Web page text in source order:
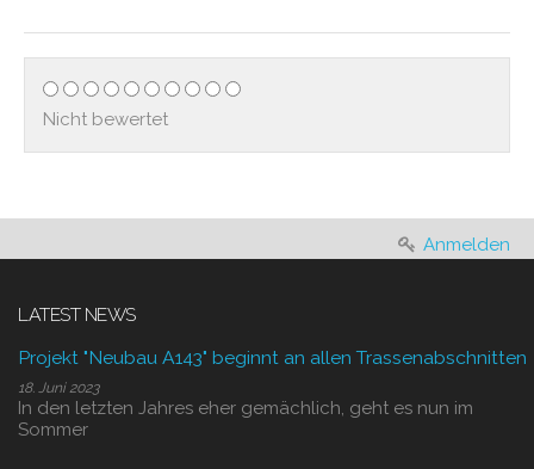
Nicht bewertet
Anmelden
LATEST NEWS
Projekt "Neubau A143" beginnt an allen Trassenabschnitten
18. Juni 2023
In den letzten Jahres eher gemächlich, geht es nun im
Sommer